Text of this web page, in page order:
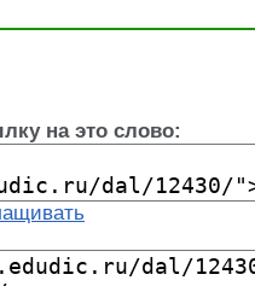
на это слово: